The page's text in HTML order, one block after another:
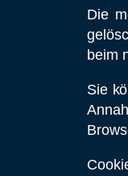
Die
beim
Sie